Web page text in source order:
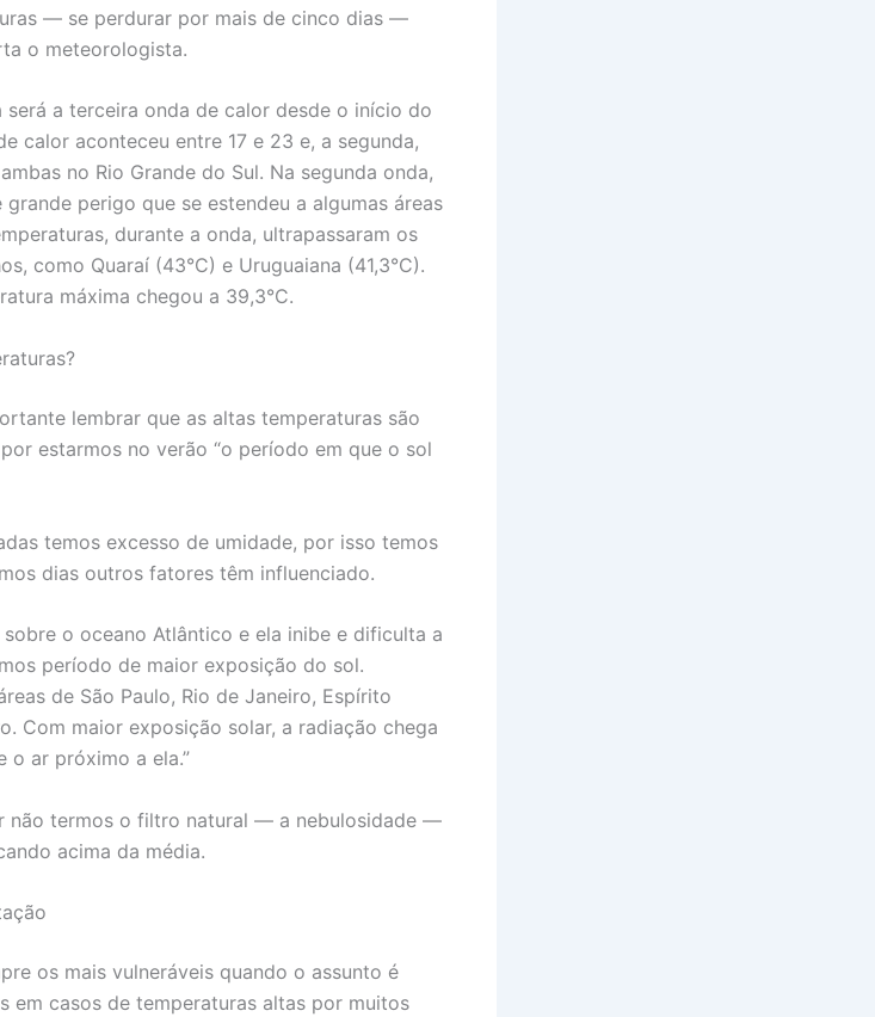
— se perdurar por mais de cinco dias —
o meteorologista.
será a terceira onda de calor desde o início do
calor aconteceu entre 17 e 23 e, a segunda,
no Rio Grande do Sul. Na segunda onda,
perigo que se estendeu a algumas áreas
durante a onda, ultrapassaram os
como Quaraí (43°C) e Uruguaiana (41,3°C).
máxima chegou a 39,3°C.
lembrar que as altas temperaturas são
estarmos no verão “o período em que o sol
temos excesso de umidade, por isso temos
dias outros fatores têm influenciado.
sobre o oceano Atlântico e ela inibe e dificulta a
período de maior exposição do sol.
de São Paulo, Rio de Janeiro, Espírito
Com maior exposição solar, a radiação chega
o ar próximo a ela.”
não termos o filtro natural — a nebulosidade —
acima da média.
os mais vulneráveis quando o assunto é
em casos de temperaturas altas por muitos